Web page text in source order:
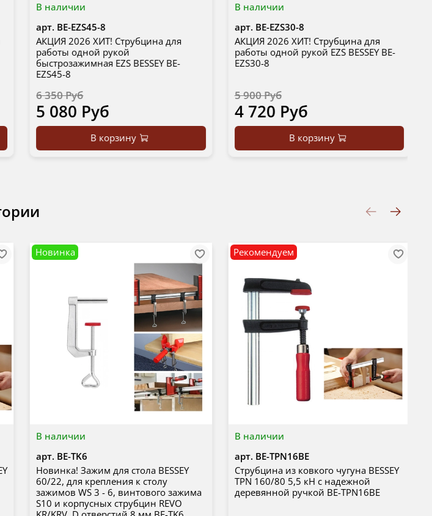
В наличии
арт. BE-EZS45-8
АКЦИЯ 2026 ХИТ! Струбцина для
работы одной рукой
быстрозажимная EZS BESSEY BE-
EZS45-8
6 350 Руб
5 080 Руб
В корзину
В наличии
арт. BE-EZS30-8
АКЦИЯ 2026 ХИТ! Струбцина для
работы одной рукой EZS BESSEY BE-
EZS30-8
5 900 Руб
4 720 Руб
В корзину
В наличии
Новинка
арт. BE-TK6
Новинка! Зажим для стола BESSEY
60/22, для крепления к столу
зажимов WS 3 - 6, винтового зажима
S10 и корпусных струбцин REVO
В наличии
Рекомендуем
арт. BE-TPN16BE
Струбцина из ковкого чугуна BESSEY
TPN 160/80 5,5 кH с надежной
деревянной ручкой BE-TPN16BE